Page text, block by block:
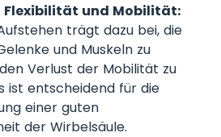
Flexibilität und Mobilität:
trägt dazu bei, die
und Muskeln zu
Verlust der Mobilität zu
ist entscheidend für die
einer guten
der Wirbelsäule.